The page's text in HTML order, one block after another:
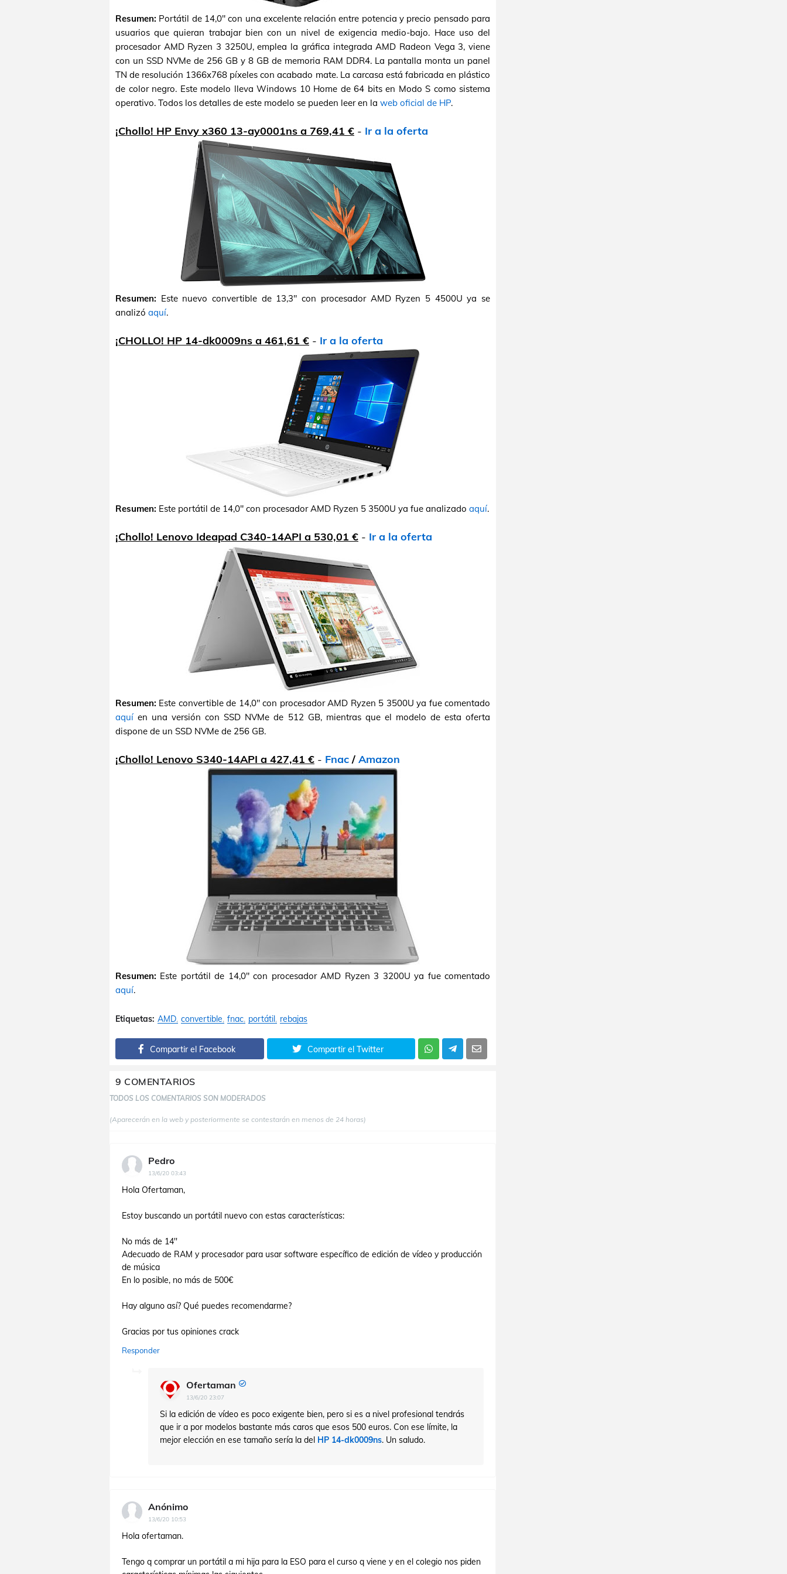
Resumen: Portátil de 14,0" con una excelente relación entre potencia y precio pensado para
usuarios que quieran trabajar bien con un nivel de exigencia medio-bajo. Hace uso del
procesador AMD Ryzen 3 3250U, emplea la gráfica integrada AMD Radeon Vega 3, viene
con un SSD NVMe de 256 GB y 8 GB de memoria RAM DDR4. La pantalla monta un panel
TN de resolución 1366x768 píxeles con acabado mate. La carcasa está fabricada en plástico
de color negro. Este modelo lleva Windows 10 Home de 64 bits en Modo S como sistema
operativo. Todos los detalles de este modelo se pueden leer en la web oficial de HP.
¡Chollo! HP Envy x360 13-ay0001ns a 769,41 € - Ir a la oferta
Resumen: Este nuevo convertible de 13,3" con procesador AMD Ryzen 5 4500U ya se
analizó aquí.
¡CHOLLO! HP 14-dk0009ns a 461,61 € - Ir a la oferta
Resumen: Este portátil de 14,0" con procesador AMD Ryzen 5 3500U ya fue analizado aquí.
¡Chollo! Lenovo Ideapad C340-14API a 530,01 € - Ir a la oferta
Resumen: Este convertible de 14,0" con procesador AMD Ryzen 5 3500U ya fue comentado
aquí en una versión con SSD NVMe de 512 GB, mientras que el modelo de esta oferta
dispone de un SSD NVMe de 256 GB.
¡Chollo! Lenovo S340-14API a 427,41 € - Fnac / Amazon
Resumen: Este portátil de 14,0" con procesador AMD Ryzen 3 3200U ya fue comentado
aquí.
Etiquetas: AMD convertible fnac portátil rebajas
Compartir el Facebook Compartir el Twitter
9 COMENTARIOS
TODOS LOS COMENTARIOS SON MODERADOS
(Aparecerán en la web y posteriormente se contestarán en menos de 24 horas)
Pedro
13/6/20 03:43
Hola Ofertaman,
Estoy buscando un portátil nuevo con estas características:
No más de 14''
Adecuado de RAM y procesador para usar software específico de edición de vídeo y producción
de música
En lo posible, no más de 500€
Hay alguno así? Qué puedes recomendarme?
Gracias por tus opiniones crack
Responder
Ofertaman
13/6/20 23:07
Si la edición de vídeo es poco exigente bien, pero si es a nivel profesional tendrás
que ir a por modelos bastante más caros que esos 500 euros. Con ese límite, la
mejor elección en ese tamaño sería la del HP 14-dk0009ns. Un saludo.
Anónimo
13/6/20 10:53
Hola ofertaman.
Tengo q comprar un portátil a mi hija para la ESO para el curso q viene y en el colegio nos piden